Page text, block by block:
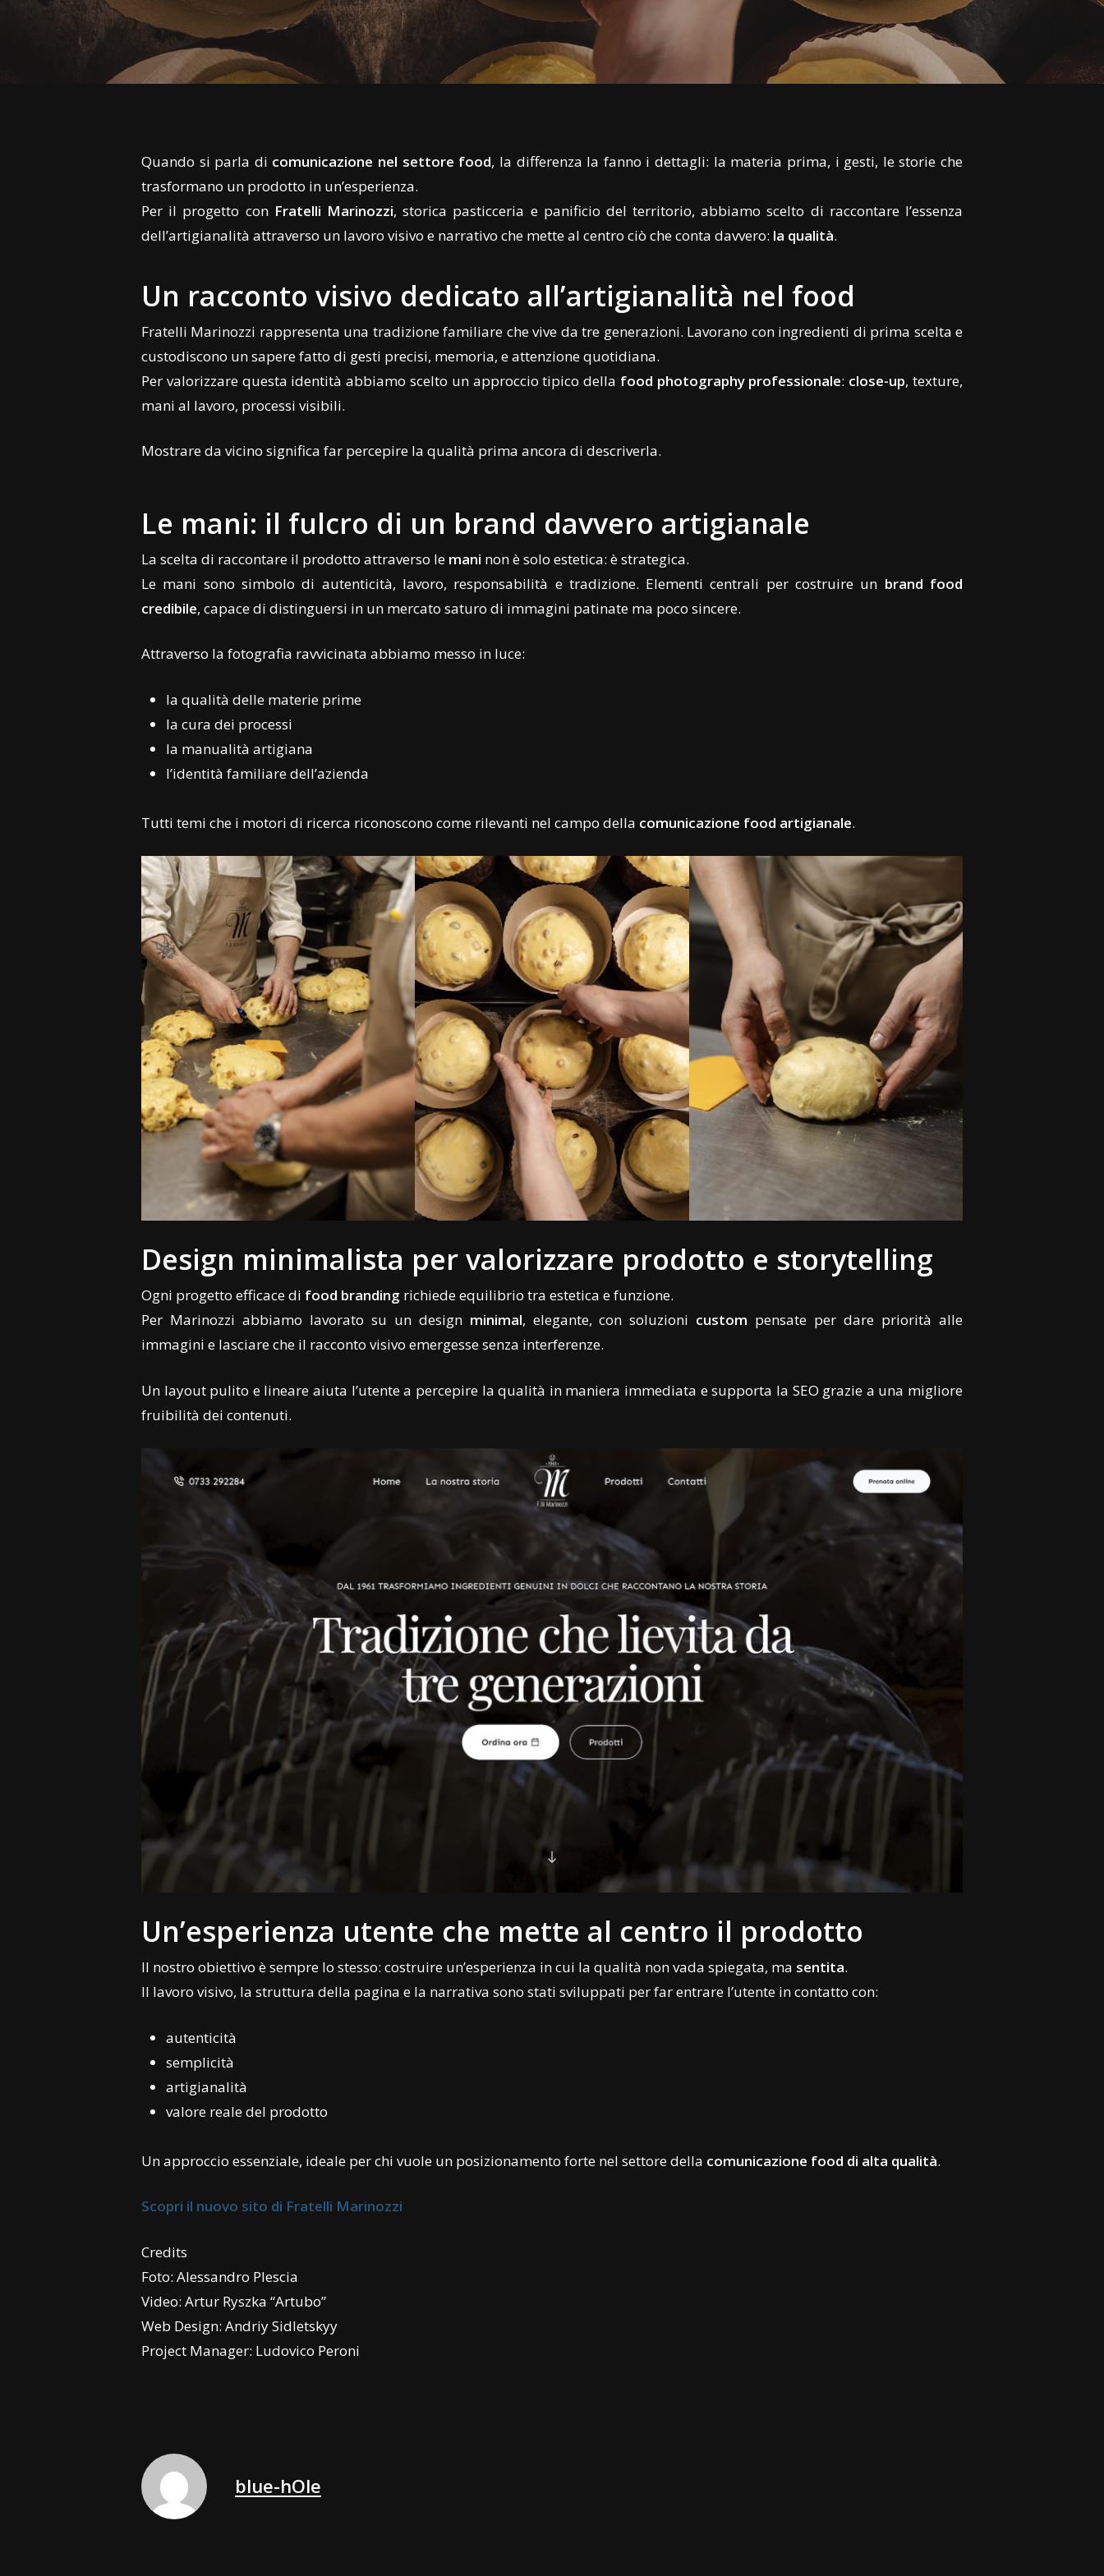
Quando si parla di comunicazione nel settore food, la differenza la fanno i dettagli: la materia prima, i gesti, le storie che
trasformano un prodotto in un’esperienza.
Per il progetto con Fratelli Marinozzi, storica pasticceria e panificio del territorio, abbiamo scelto di raccontare l’essenza
dell’artigianalità attraverso un lavoro visivo e narrativo che mette al centro ciò che conta davvero: la qualità.
Un racconto visivo dedicato all’artigianalità nel food
Fratelli Marinozzi rappresenta una tradizione familiare che vive da tre generazioni. Lavorano con ingredienti di prima scelta e
custodiscono un sapere fatto di gesti precisi, memoria, e attenzione quotidiana.
Per valorizzare questa identità abbiamo scelto un approccio tipico della food photography professionale: close-up, texture,
mani al lavoro, processi visibili.
Mostrare da vicino significa far percepire la qualità prima ancora di descriverla.
Le mani: il fulcro di un brand davvero artigianale
La scelta di raccontare il prodotto attraverso le mani non è solo estetica: è strategica.
Le mani sono simbolo di autenticità, lavoro, responsabilità e tradizione. Elementi centrali per costruire un brand food
credibile, capace di distinguersi in un mercato saturo di immagini patinate ma poco sincere.
Attraverso la fotografia ravvicinata abbiamo messo in luce:
la qualità delle materie prime
la cura dei processi
la manualità artigiana
l’identità familiare dell’azienda
Tutti temi che i motori di ricerca riconoscono come rilevanti nel campo della comunicazione food artigianale.
Design minimalista per valorizzare prodotto e storytelling
Ogni progetto efficace di food branding richiede equilibrio tra estetica e funzione.
Per Marinozzi abbiamo lavorato su un design minimal, elegante, con soluzioni custom pensate per dare priorità alle
immagini e lasciare che il racconto visivo emergesse senza interferenze.
Un layout pulito e lineare aiuta l’utente a percepire la qualità in maniera immediata e supporta la SEO grazie a una migliore
fruibilità dei contenuti.
Un’esperienza utente che mette al centro il prodotto
Il nostro obiettivo è sempre lo stesso: costruire un’esperienza in cui la qualità non vada spiegata, ma sentita.
Il lavoro visivo, la struttura della pagina e la narrativa sono stati sviluppati per far entrare l’utente in contatto con:
autenticità
semplicità
artigianalità
valore reale del prodotto
Un approccio essenziale, ideale per chi vuole un posizionamento forte nel settore della comunicazione food di alta qualità.
Scopri il nuovo sito di Fratelli Marinozzi
Credits
Foto: Alessandro Plescia
Video: Artur Ryszka “Artubo”
Web Design: Andriy Sidletskyy
Project Manager: Ludovico Peroni
blue-hOle